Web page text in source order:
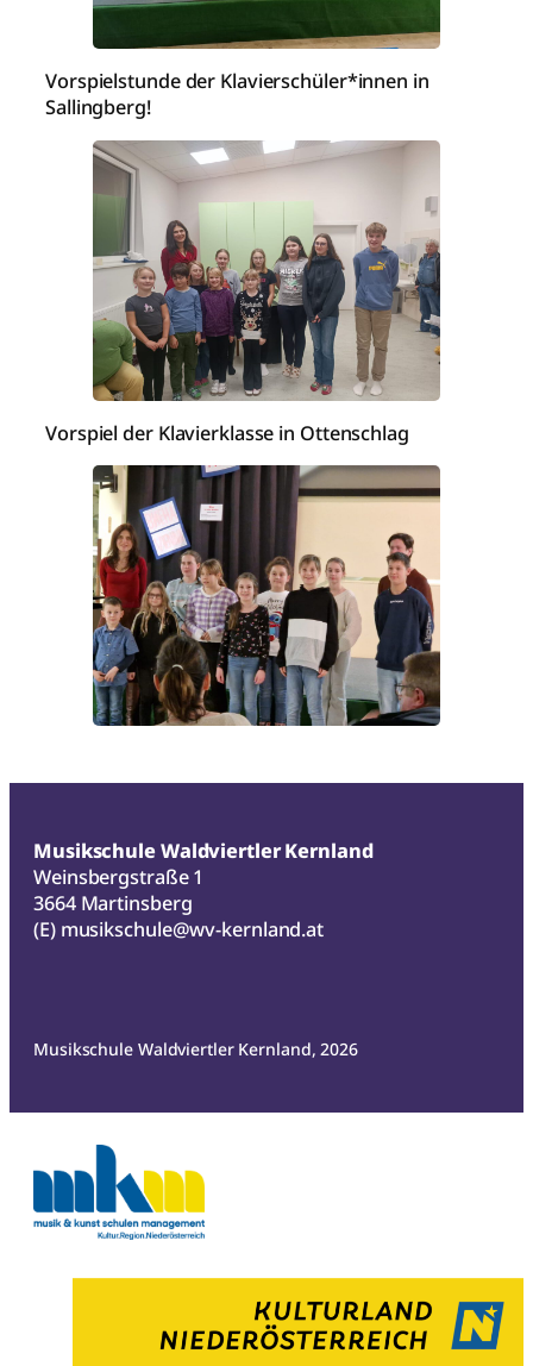
Vorspielstunde der Klavierschüler*innen in
Sallingberg!
Vorspiel der Klavierklasse in Ottenschlag
Musikschule Waldviertler Kernland
Weinsbergstraße 1
3664 Martinsberg
(E) musikschule@wv-kernland.at
Musikschule Waldviertler Kernland, 2026